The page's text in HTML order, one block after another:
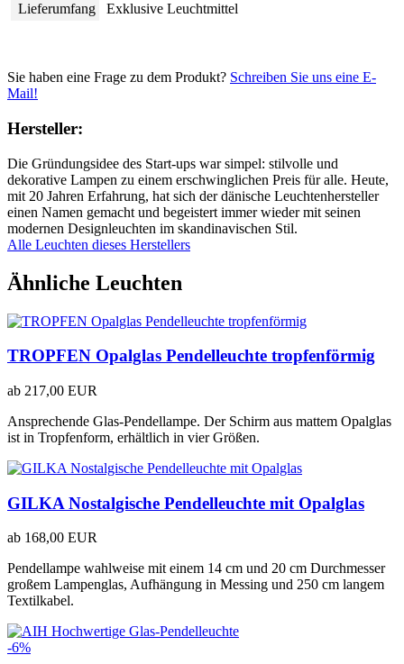
Lieferumfang Exklusive Leuchtmittel
Sie haben eine Frage zu dem Produkt? Schreiben Sie uns eine E-
Mail!
Hersteller:
Die Gründungsidee des Start-ups war simpel: stilvolle und
dekorative Lampen zu einem erschwinglichen Preis für alle. Heute,
mit 20 Jahren Erfahrung, hat sich der dänische Leuchtenhersteller
einen Namen gemacht und begeistert immer wieder mit seinen
modernen Designleuchten im skandinavischen Stil.
Alle Leuchten dieses Herstellers
Ähnliche Leuchten
TROPFEN Opalglas Pendelleuchte tropfenförmig
ab 217,00 EUR
Ansprechende Glas-Pendellampe. Der Schirm aus mattem Opalglas
ist in Tropfenform, erhältlich in vier Größen.
GILKA Nostalgische Pendelleuchte mit Opalglas
ab 168,00 EUR
Pendellampe wahlweise mit einem 14 cm und 20 cm Durchmesser
großem Lampenglas, Aufhängung in Messing und 250 cm langem
Textilkabel.
-6%